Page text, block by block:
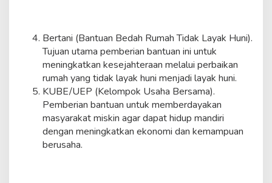
Bertani (Bantuan Bedah Rumah Tidak Layak Huni).
Tujuan utama pemberian bantuan ini untuk
meningkatkan kesejahteraan melalui perbaikan
rumah yang tidak layak huni menjadi layak huni.
KUBE/UEP (Kelompok Usaha Bersama).
Pemberian bantuan untuk memberdayakan
masyarakat miskin agar dapat hidup mandiri
dengan meningkatkan ekonomi dan kemampuan
berusaha.